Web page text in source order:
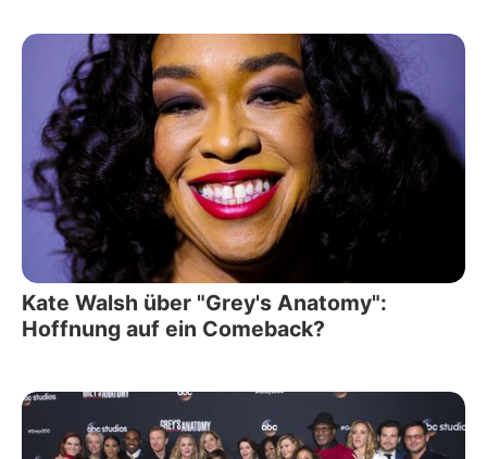
Kate Walsh über "Grey's Anatomy":
Hoffnung auf ein Comeback?